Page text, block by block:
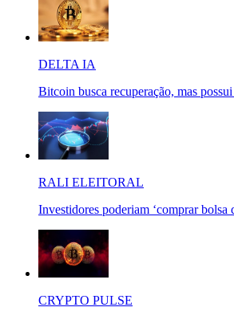
DELTA IA
Bitcoin busca recuperação, mas
RALI ELEITORAL
Investidores poderiam ‘comprar bolsa
CRYPTO PULSE